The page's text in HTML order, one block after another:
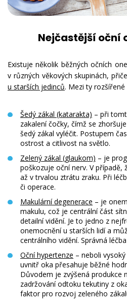
Nejčastější oční
Existuje několik běžných očních
v různých věkových skupinách,
u starších jedinců. Mezi ty rozšířené
Šedý zákal (katarakta) – při
zakalení čočky, čímž se
šedý zákal vyléčit. Postupem
ostrost a citlivost na světlo.
Zelený zákal (glaukom) – je
poškozuje oční nerv. V případě,
až v trvalou ztrátu zraku. Při
či operace.
Makulární degenerace – je
makulu, což je centrální část
detailní vidění. Je to jedno z
onemocnění u starších lidí a
centrálního vidění. Správná
Oční hypertenze – neboli
uvnitř oka přesahuje běžné
Důvodem je zvýšená produkce
zadržování odtoku tekutiny z
faktor pro rozvoj zeleného